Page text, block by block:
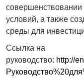
условий, а также
среды для
Ссылка на
руководство: http://